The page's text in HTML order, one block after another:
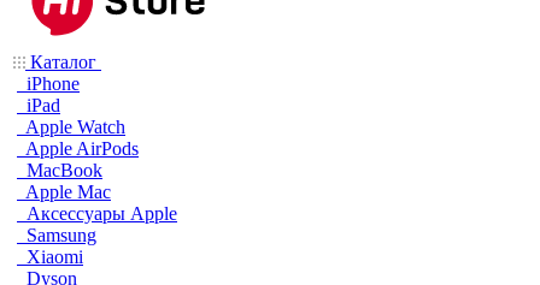
Каталог
iPhone
iPad
Apple Watch
Apple AirPods
MacBook
Apple Mac
Аксессуары Apple
Samsung
Xiaomi
Dyson